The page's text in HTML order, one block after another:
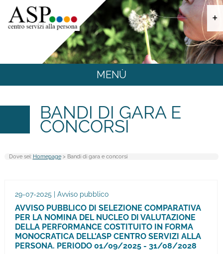
+
MENÙ
TUTELA MINORI
FAMIGLIA E LAVORO
CASA RESIDENZA E CENTRO DIURNO
BANDI DI GARA E
CONCORSI
Dove sei: Homepage> Bandi di gara e concorsi
29-07-2025 | Avviso pubblico
AVVISO PUBBLICO DI SELEZIONE COMPARATIVA
PER LA NOMINA DEL NUCLEO DI VALUTAZIONE
DELLA PERFORMANCE COSTITUITO IN FORMA
MONOCRATICA DELL'ASP CENTRO SERVIZI ALLA
PERSONA. PERIODO 01/09/2025 - 31/08/2028